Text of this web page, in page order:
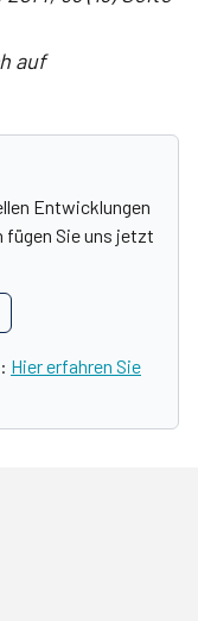
auf
Entwicklungen
fügen Sie uns jetzt
Hier erfahren Sie